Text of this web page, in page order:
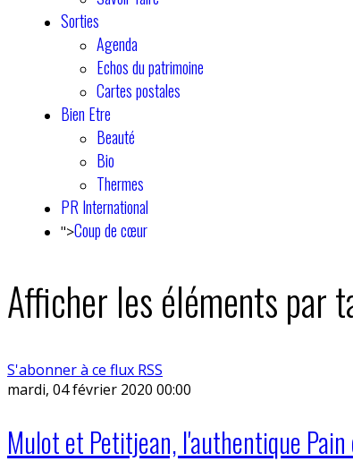
Sorties
Agenda
Echos du patrimoine
Cartes postales
Bien Etre
Beauté
Bio
Thermes
PR International
">Coup de cœur
Afficher les éléments par
S'abonner à ce flux RSS
mardi, 04 février 2020 00:00
Mulot et Petitjean, l'authentique Pain